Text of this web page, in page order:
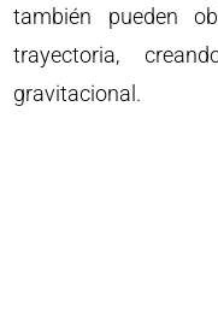
también pueden
trayectoria,
gravitacional.